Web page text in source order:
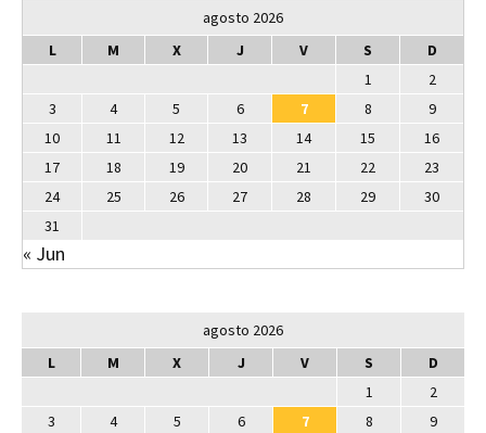
agosto 2026
L
M X J V S
D
1
2
3
4 5 6 7 8
9
10
11 12 13 14 15
16
17
18 19 20 21 22
23
24
25 26 27 28 29
30
31
« Jun
agosto 2026
L
M X J V S
D
1
2
3
4 5 6 7 8
9